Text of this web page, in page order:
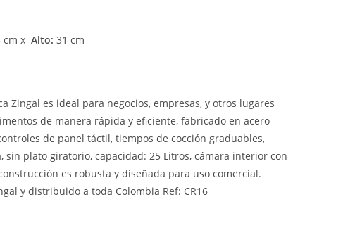
cm x Alto: 31 cm
Zingal es ideal para negocios, empresas, y otros lugares
de manera rápida y eficiente, fabricado en acero
de panel táctil, tiempos de cocción graduables,
sin plato giratorio, capacidad: 25 Litros, cámara interior con
es robusta y diseñada para uso comercial.
y distribuido a toda Colombia Ref: CR16